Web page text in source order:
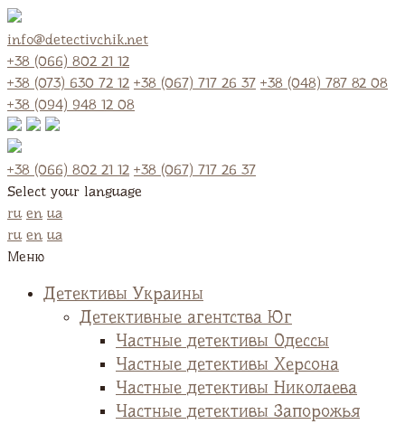
info@detectivchik.net
+38 (066) 802 21 12
+38 (073) 630 72 12 +38 (067) 717 26 37 +38 (048) 787 82 08
+38 (094) 948 12 08
+38 (066) 802 21 12 +38 (067) 717 26 37
Select your language
ru en ua
ru en ua
Меню
Детективы Украины
Детективные агентства Юг
Частные детективы Одессы
Частные детективы Херсона
Частные детективы Николаева
Частные детективы Запорожья